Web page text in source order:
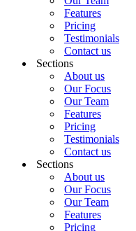
Features
Pricing
Testimonials
Contact us
Sections
About us
Our Focus
Our Team
Features
Pricing
Testimonials
Contact us
Sections
About us
Our Focus
Our Team
Features
Pricing